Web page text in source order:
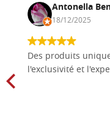
Antonella
18/12/2025
Des produits
l'exclusivité et